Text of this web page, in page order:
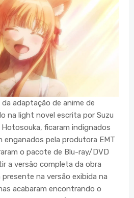
adaptação de anime de
na light novel escrita por Suzu
ficaram indignados
enganados pela produtora EMT
o pacote de Blu-ray/DVD
a versão completa da obra
na versão exibida na
acabaram encontrando o